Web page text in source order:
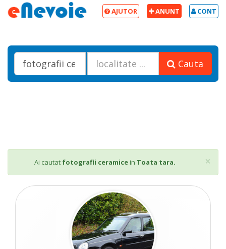
CONT
ANUNT
AJUTOR
Cauta
×
Ai cautat fotografii ceramicein Toata tara.